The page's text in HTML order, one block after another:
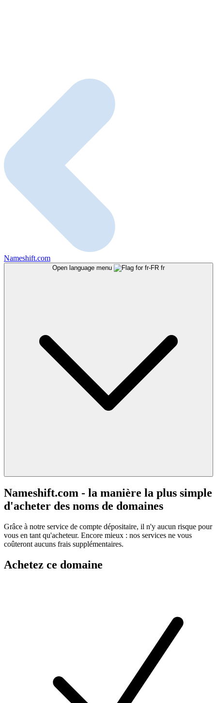
Nameshift.com
Open language menu fr
Nameshift.com - la manière la plus simple
d'acheter des noms de domaines
Grâce à notre service de compte dépositaire, il n'y aucun risque pour
vous en tant qu'acheteur. Encore mieux : nos services ne vous
coûteront aucuns frais supplémentaires.
Achetez ce domaine